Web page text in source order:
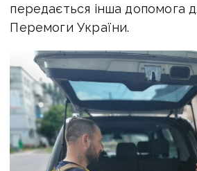
передається інша допомога
Перемоги України.